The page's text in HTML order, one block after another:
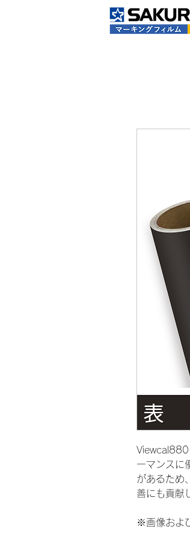
Viewcal880
ーマンスに
があるため
善にも貢献
※画像およ